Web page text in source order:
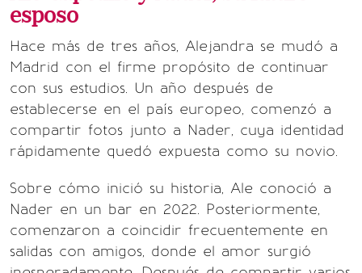
esposo
Hace más de tres años, Alejandra se mudó a
Madrid con el firme propósito de continuar
con sus estudios. Un año después de
establecerse en el país europeo, comenzó a
compartir fotos junto a Nader, cuya identidad
rápidamente quedó expuesta como su novio.
Sobre cómo inició su historia, Ale conoció a
Nader en un bar en 2022. Posteriormente,
comenzaron a coincidir frecuentemente en
salidas con amigos, donde el amor surgió